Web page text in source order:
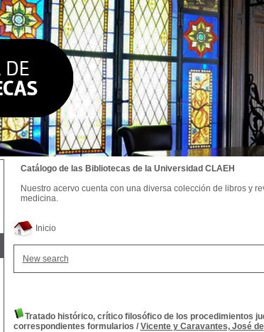
Inicio
New search
Tratado histórico, crítico filosófico de los procedimientos
correspondientes formularios / Vicente y Caravantes, José de
Catálogo de las Bibliotecas de la Universidad CLAEH
Nuestro acervo cuenta con una diversa colección de libros y
medicina.